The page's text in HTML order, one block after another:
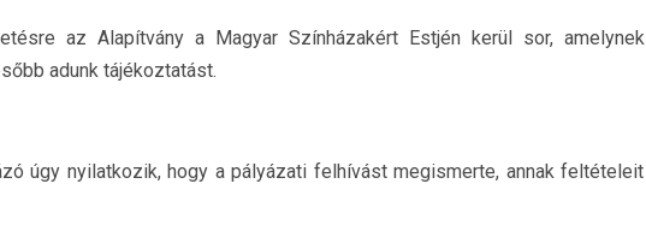
az Alapítvány a Magyar Színházakért Estjén kerül sor, amelynek
adunk tájékoztatást.
úgy nyilatkozik, hogy a pályázati felhívást megismerte, annak feltételeit